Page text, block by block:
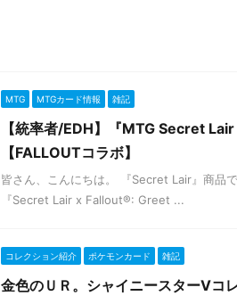
MTG MTGカード情報 雑記
【統率者/EDH】『MTG Secret
【FALLOUTコラボ】
皆さん、こんにちは。 『Secret Lair』商品
『Secret Lair x Fallout®: Greet ...
コレクション紹介 ポケモンカード 雑記
金色のＵＲ。シャイニースターV